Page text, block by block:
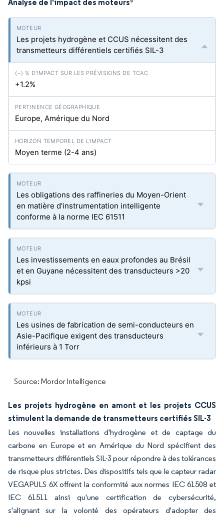
Analyse de l'impact des moteurs*
Les projets hydrogène et CCUS nécessitent des
transmetteurs différentiels certifiés SIL-3
+1.2%
Europe, Amérique du Nord
Moyen terme (2-4 ans)
Les obligations des raffineries du Moyen-Orient
en matière d'instrumentation intelligente
conforme à la norme IEC 61511
Les investissements en eaux profondes au Brésil
et en Guyane nécessitent des transducteurs >20
kpsi
Les usines de fabrication de semi-conducteurs en
Asie-Pacifique exigent des transducteurs
inférieurs à 1 Torr
Source: Mordor Intelligence
Les projets hydrogène en amont et les projets CCUS
stimulent la demande de transmetteurs certifiés SIL-3
Les nouvelles installations d'hydrogène et de captage du
carbone en Europe et en Amérique du Nord spécifient des
transmetteurs différentiels SIL-3 pour répondre à des tolérances
de risque plus strictes. Des dispositifs tels que le capteur radar
VEGAPULS 6X offrent la conformité aux normes IEC 61508 et
IEC 61511 ainsi qu'une certification de cybersécurité,
s'alignant sur la volonté des opérateurs d'adopter des